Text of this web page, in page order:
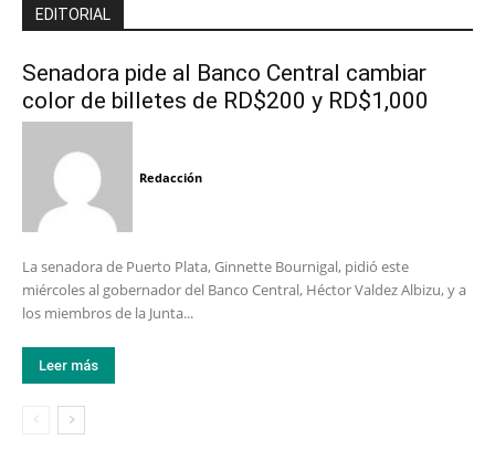
EDITORIAL
Senadora pide al Banco Central cambiar
color de billetes de RD$200 y RD$1,000
Redacción
La senadora de Puerto Plata, Ginnette Bournigal, pidió este
miércoles al gobernador del Banco Central, Héctor Valdez Albizu, y a
los miembros de la Junta...
Leer más